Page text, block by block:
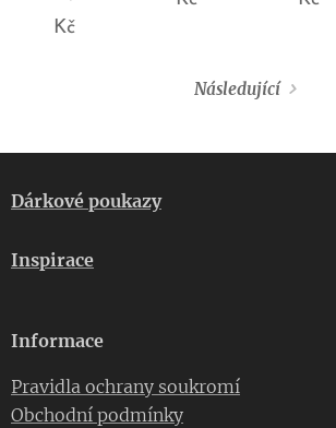
Kč
Následující
Dárkové poukazy
Inspirace
Informace
Pravidla ochrany soukromí
Obchodní podmínky